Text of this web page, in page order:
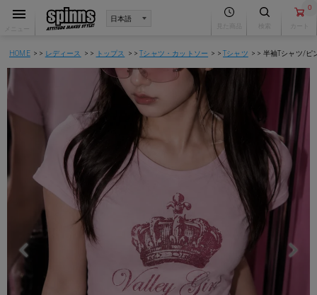
0
HOME レディース トップス Tシャツ・カットソー Tシャツ 半袖Tシャツ/ピ